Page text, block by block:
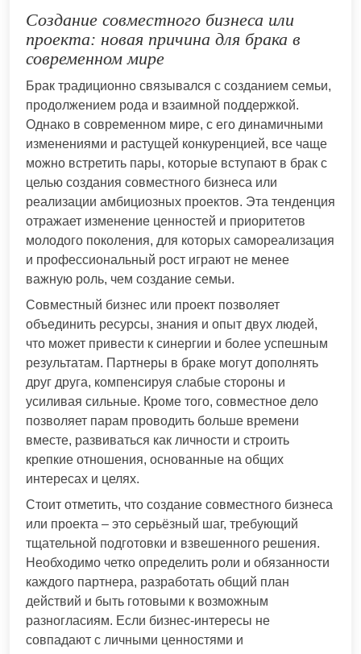
Создание совместного бизнеса или
проекта: новая причина для брака в
современном мире
Брак традиционно связывался с созданием семьи,
продолжением рода и взаимной поддержкой.
Однако в современном мире, с его динамичными
изменениями и растущей конкуренцией, все чаще
можно встретить пары, которые вступают в брак с
целью создания совместного бизнеса или
реализации амбициозных проектов. Эта тенденция
отражает изменение ценностей и приоритетов
молодого поколения, для которых самореализация
и профессиональный рост играют не менее
важную роль, чем создание семьи.
Совместный бизнес или проект позволяет
объединить ресурсы, знания и опыт двух людей,
что может привести к синергии и более успешным
результатам. Партнеры в браке могут дополнять
друг друга, компенсируя слабые стороны и
усиливая сильные. Кроме того, совместное дело
позволяет парам проводить больше времени
вместе, развиваться как личности и строить
крепкие отношения, основанные на общих
интересах и целях.
Стоит отметить, что создание совместного бизнеса
или проекта – это серьёзный шаг, требующий
тщательной подготовки и взвешенного решения.
Необходимо четко определить роли и обязанности
каждого партнера, разработать общий план
действий и быть готовыми к возможным
разногласиям. Если бизнес-интересы не
совпадают с личными ценностями и